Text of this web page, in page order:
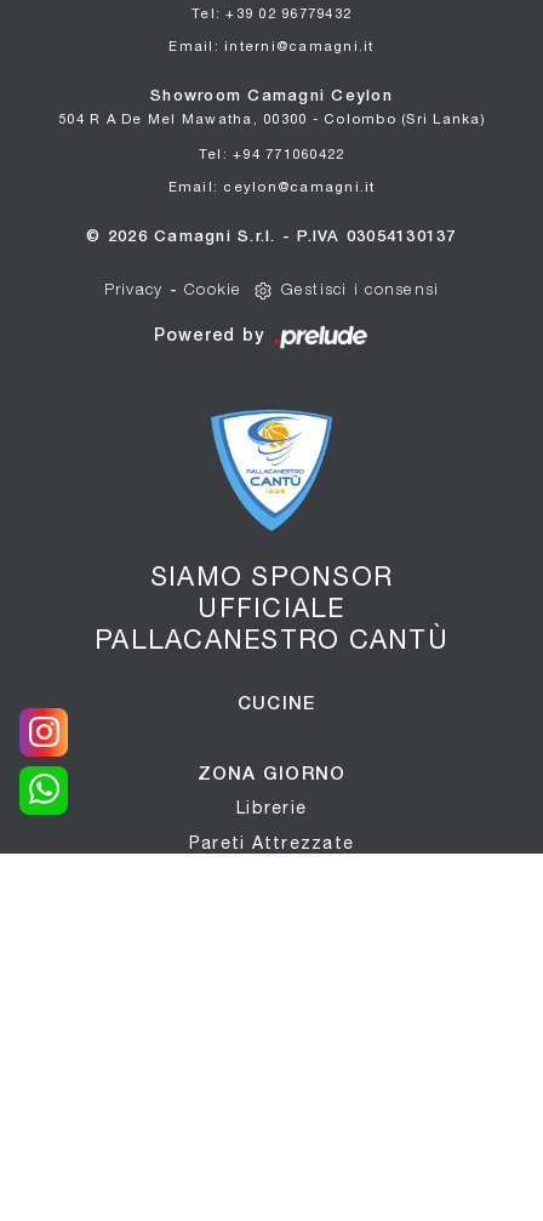
SIAMO SPONSOR
UFFICIALE
PALLACANESTRO CANTÙ
CUCINE
ZONA GIORNO
Librerie
Pareti Attrezzate
Tel: +39 02 96779432
Email: interni@camagni.it
Showroom Camagni Ceylon
504 R A De Mel Mawatha, 00300 - Colombo (Sri Lanka)
Tel: +94 771060422
Email: ceylon@camagni.it
© 2026 Camagni S.r.l. - P.IVA 03054130137
Privacy -Cookie Gestisci i consensi
Powered by